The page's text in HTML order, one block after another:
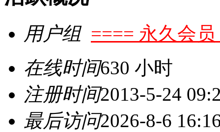
用户组 ==== 永久会员
在线时间630 小时
注册时间2013-5-24
最后访问2026-8-6